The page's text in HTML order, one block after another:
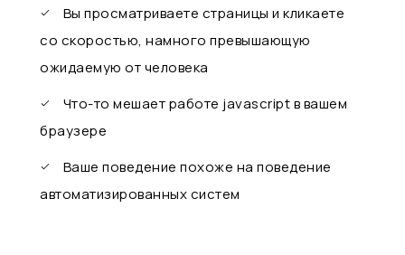
Вы просматриваете страницы и кликаете
со скоростью, намного превышающую
ожидаемую от человека
Что-то мешает работе javascript в вашем
браузере
Ваше поведение похоже на поведение
автоматизированных систем